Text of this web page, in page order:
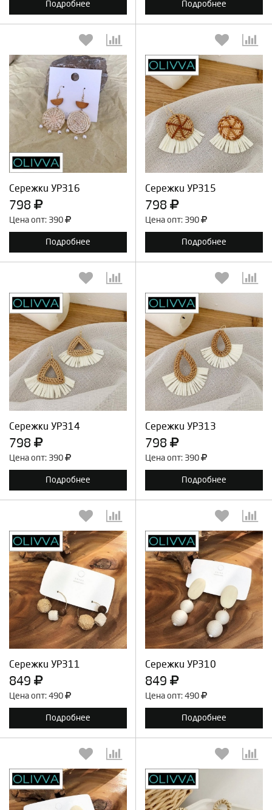
Подробнее Подробнее
Сережки УР316
798
Цена опт: 390
Подробнее
Выберите количество:
Продолжить
Сережки УР315
798
Цена опт: 390
Подробнее
Выберите количество:
Продолжить Отмена
Сережки УР314
798
Цена опт: 390
Подробнее
Выберите количество:
Продолжить Отмена
Сережки УР313
798
Цена опт: 390
Подробнее
Выберите количество:
Продолжить Отмена
Сережки УР311
849
Цена опт: 490
Подробнее
Выберите количество:
Продолжить Отмена
Сережки УР310
849
Цена опт: 490
Подробнее
Выберите количество:
Продолжить Отмена